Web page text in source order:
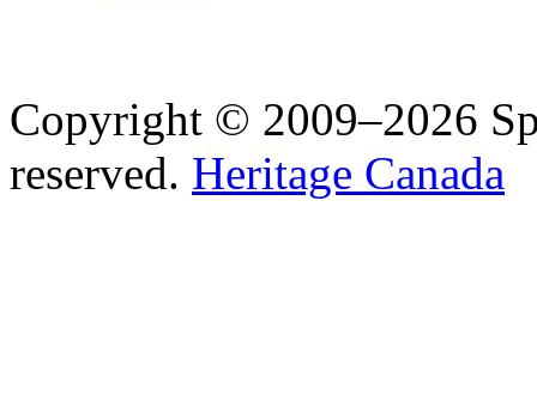
Copyright © 2009–2026
reserved. Heritage Canada